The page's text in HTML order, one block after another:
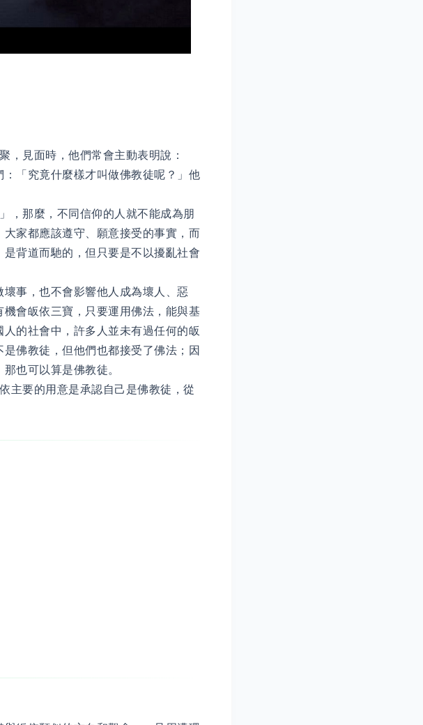
，見面時，他們常會主動表明說：
：「究竟什麼樣才叫做佛教徒呢？」他
，那麼，不同信仰的人就不能成為朋
家都應該遵守、願意接受的事實，而
背道而馳的，但只要是不以擾亂社會
事，也不會影響他人成為壞人、惡
會皈依三寶，只要運用佛法，能與基
的社會中，許多人並未有過任何的皈
佛教徒，但他們也都接受了佛法；因
也可以算是佛教徒。
主要的用意是承認自己是佛教徒，從